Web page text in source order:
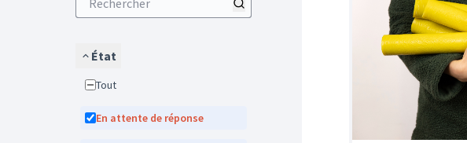
État
Tout
En attente de réponse